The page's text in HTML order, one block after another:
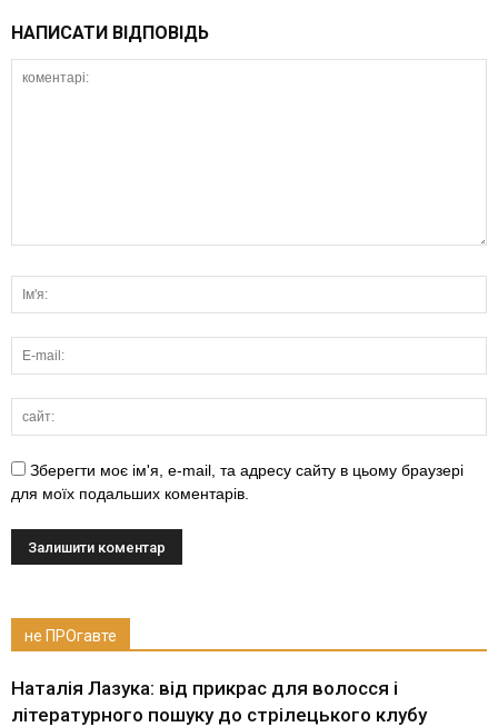
НАПИСАТИ ВІДПОВІДЬ
Зберегти моє ім'я, e-mail, та адресу сайту в цьому браузері
для моїх подальших коментарів.
не ПРОгавте
Наталія Лазука: від прикрас для волосся і
літературного пошуку до стрілецького клубу